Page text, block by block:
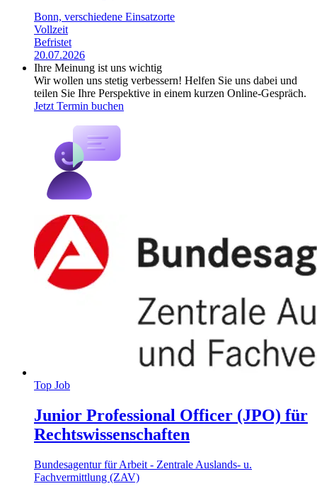
Bonn, verschiedene Einsatzorte
Vollzeit
Befristet
20.07.2026
Ihre Meinung ist uns wichtig
Wir wollen uns stetig verbessern! Helfen Sie uns dabei und
teilen Sie Ihre Perspektive in einem kurzen Online-Gespräch.
Jetzt Termin buchen
Top Job
Junior Professional Officer (JPO) für
Rechtswissenschaften
Bundesagentur für Arbeit - Zentrale Auslands- u.
Fachvermittlung (ZAV)